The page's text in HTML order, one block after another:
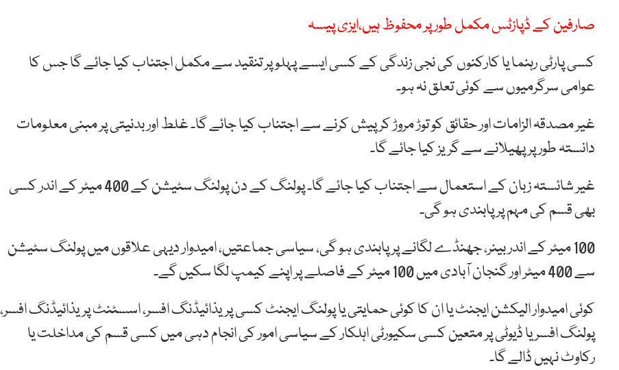
صارفین کے ڈپازٹس مکمل طور پر محفوظ ہیں،ایزی پیسہ
کسی پارٹی رہنما یا کارکنوں کی نجی زندگی کے کسی ایسے پہلو پر تنقید سے مکمل اجتناب کیا جائے گا جس کا
عوامی سرگرمیوں سے کوئی تعلق نہ ہو۔
غیر مصدقہ الزامات اور حقائق کو توڑ مروڑ کر پیش کرنے سے اجتناب کیا جائے گا۔ غلط اور بدنیتی پر مبنی معلومات
دانستہ طور پر پھیلانے سے گریز کیا جائے گا۔
غیر شائستہ زبان کے استعمال سے اجتناب کیا جائے گا۔ پولنگ کے دن پولنگ سٹیشن کے 400 میٹر کے اندر کسی
بھی قسم کی مہم پر پابندی ہو گی۔
100 میٹر کے اندر بینر، جھنڈے لگانے پر پابندی ہو گی، سیاسی جماعتیں، امیدوار دیہی علاقوں میں پولنگ سٹیشن
سے 400 میٹر اور گنجان آبادی میں 100 میٹر کے فاصلے پر اپنے کیمپ لگا سکیں گے۔
کوئی امیدوار الیکشن ایجنٹ یا ان کا کوئی حمایتی یا پولنگ ایجنٹ کسی پریذائیڈنگ افسر، اسسٹنٹ پریذائیڈنگ افسر،
پولنگ افسر یا ڈیوٹی پر متعین کسی سکیورٹی اہلکار کے سیاسی امور کی انجام دہی میں کسی قسم کی مداخلت یا
رکاوٹ نہیں ڈالے گا۔